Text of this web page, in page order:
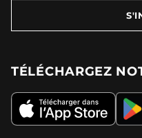
TÉLÉCHARGEZ